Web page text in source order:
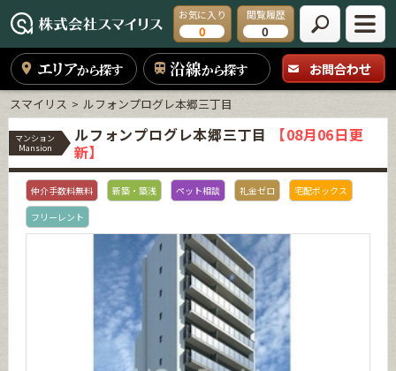
お気に入り
0
閲覧履歴
0
エリアから探す 沿線から探す お問合わせ
スマイリス ルフォンプログレ本郷三丁目
マンション
Mansion
ルフォンプログレ本郷三丁目
【08月06日更
新】
仲介手数料無料 新築・築浅 ペット相談 礼金ゼロ
宅配ボックス
フリーレント